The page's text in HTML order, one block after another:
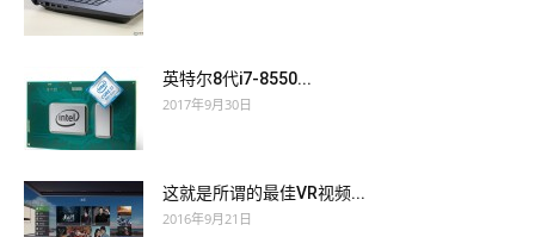
英特尔8代i7-8550...
2017年9月30日
这就是所谓的最佳VR视频...
2016年9月21日